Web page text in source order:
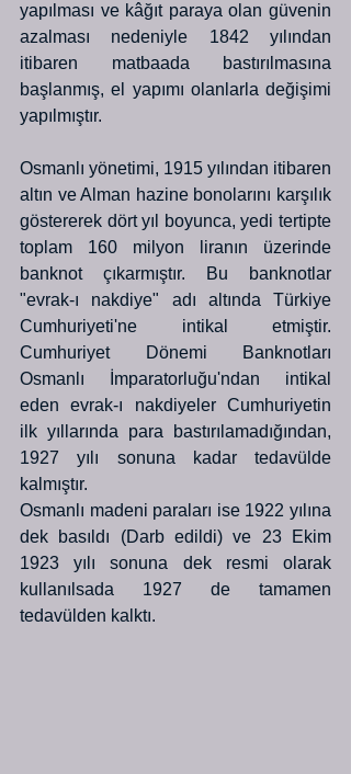
yapılması ve kâğıt paraya olan güvenin
azalması nedeniyle 1842 yılından
itibaren matbaada bastırılmasına
başlanmış, el yapımı olanlarla değişimi
yapılmıştır.
Osmanlı yönetimi, 1915 yılından itibaren
altın ve Alman hazine bonolarını karşılık
göstererek dört yıl boyunca, yedi tertipte
toplam 160 milyon liranın üzerinde
banknot çıkarmıştır. Bu banknotlar
"evrak-ı nakdiye" adı altında Türkiye
Cumhuriyeti'ne intikal etmiştir.
Cumhuriyet Dönemi Banknotları
Osmanlı İmparatorluğu'ndan intikal
eden evrak-ı nakdiyeler Cumhuriyetin
ilk yıllarında para bastırılamadığından,
1927 yılı sonuna kadar tedavülde
kalmıştır.
Osmanlı madeni paraları ise 1922 yılına
dek basıldı (Darb edildi) ve 23 Ekim
1923 yılı sonuna dek resmi olarak
kullanılsada 1927 de tamamen
tedavülden kalktı.